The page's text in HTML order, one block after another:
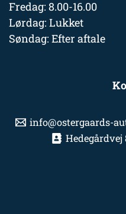
Fredag: 8.00-16.00
Lørdag: Lukket
Søndag: Efter aftale
info@ostergaards-
Hedegårdvej